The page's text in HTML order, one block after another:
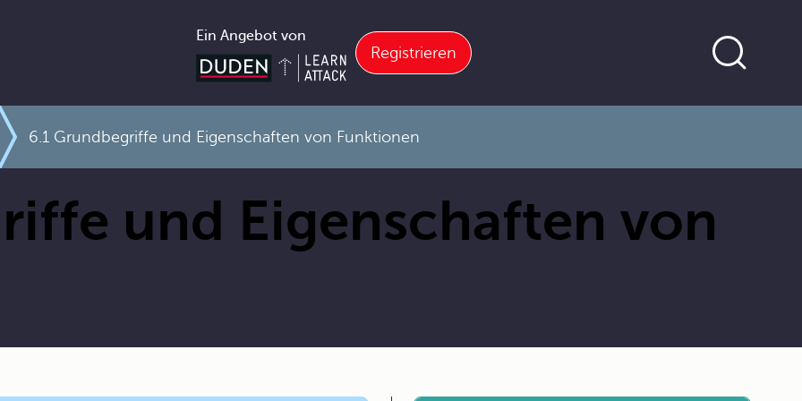
Ein Angebot von
Registrieren
6.1 Grundbegriffe und Eigenschaften von Funktionen
und Eigenschaften von